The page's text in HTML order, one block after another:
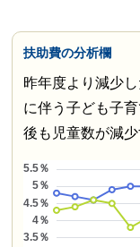
扶助費の分析欄
昨年度より減少
に伴う子ども子
後も児童数が減